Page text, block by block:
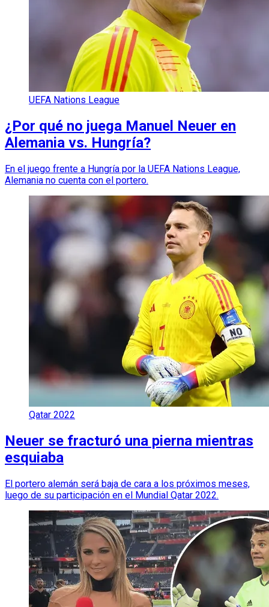
UEFA Nations League
¿Por qué no juega Manuel Neuer en
Alemania vs. Hungría?
En el juego frente a Hungría por la UEFA Nations League,
Alemania no cuenta con el portero.
Qatar 2022
Neuer se fracturó una pierna mientras
esquiaba
El portero alemán será baja de cara a los próximos meses,
luego de su participación en el Mundial Qatar 2022.